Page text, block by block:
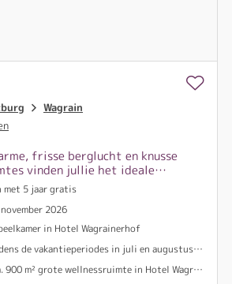
Wagrain
frisse berglucht en knusse
vinden jullie het ideale
avontuurlijke dagen in het
met 5 jaar gratis
2026
in Hotel Wagrainerhof
vakantieperiodes in juli en augustus in Hotel Wagrainerhof
m² grote wellnessruimte in Hotel Wagrainerhof